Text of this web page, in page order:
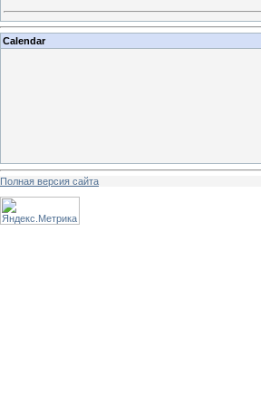
Calendar
Полная версия сайта